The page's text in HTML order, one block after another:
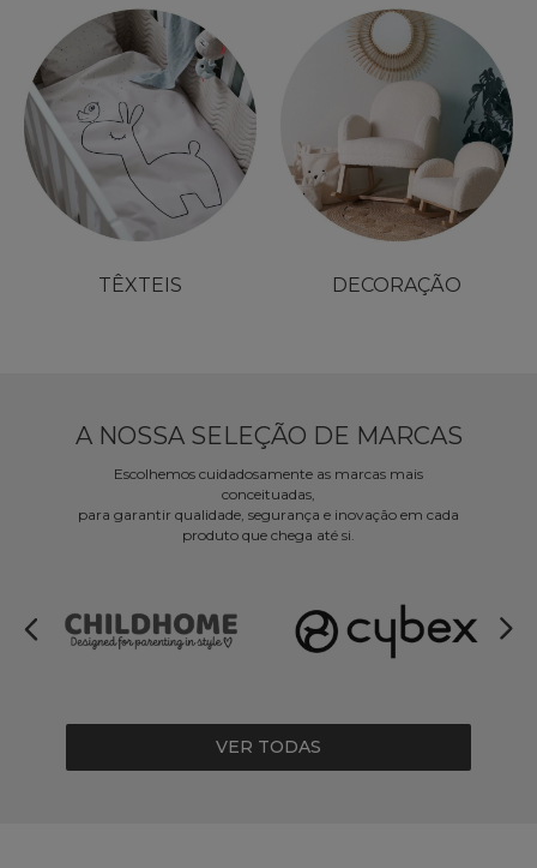
TÊXTEIS DECORAÇÃO
A NOSSA SELEÇÃO DE MARCAS
Escolhemos cuidadosamente as marcas mais
conceituadas,
para garantir qualidade, segurança e inovação em cada
produto que chega até si.
VER TODAS